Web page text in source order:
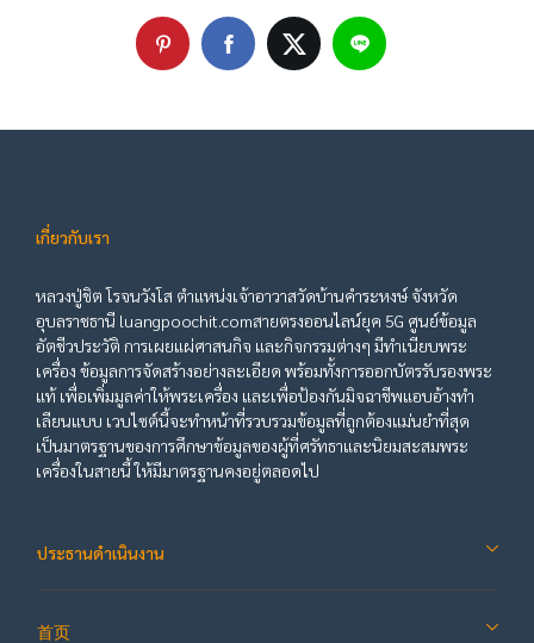
เกี่ยวกับเรา
หลวงปู่ชิต โรจนวังโส ตำแหน่งเจ้าอาวาสวัดบ้านคำระหงษ์ จังหวัด
อุบลราชธานี luangpoochit.comสายตรงออนไลน์ยุค 5G ศูนย์ข้อมูล
อัตชีวประวัติ การเผยแผ่ศาสนกิจ และกิจกรรมต่างๆ มีทำเนียบพระ
เครื่อง ข้อมูลการจัดสร้างอย่างละเอียด พร้อมทั้งการออกบัตรรับรองพระ
แท้ เพื่อเพิ่มมูลค่าให้พระเครื่อง และเพื่อป้องกันมิจฉาชีพแอบอ้างทำ
เลียนแบบ เวบไซต์นี้จะทำหน้าที่รวบรวมข้อมูลที่ถูกต้องแม่นยำที่สุด
เป็นมาตรฐานของการศึกษาข้อมูลของผู้ที่ศรัทธาและนิยมสะสมพระ
เครื่องในสายนี้ ให้มีมาตรฐานคงอยู่ตลอดไป
ประธานดำเนินงาน
首页